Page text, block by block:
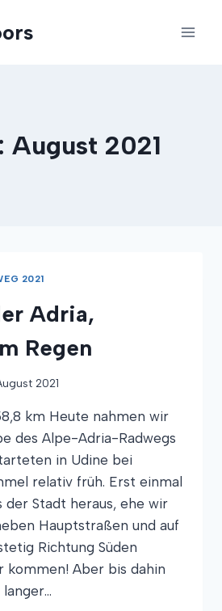
August 2021
2021
Adria,
Regen
2021
km Heute nahmen wir
des Alpe-Adria-Radwegs
in Udine bei
relativ früh. Erst einmal
der Stadt heraus, ehe wir
Hauptstraßen und auf
Richtung Süden
kommen! Aber bis dahin